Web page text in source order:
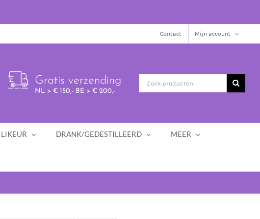
Contact Mijn account
Gratis verzending
NL > € 150,- BE > € 200,-
LIKEUR DRANK/GEDESTILLEERD MEER